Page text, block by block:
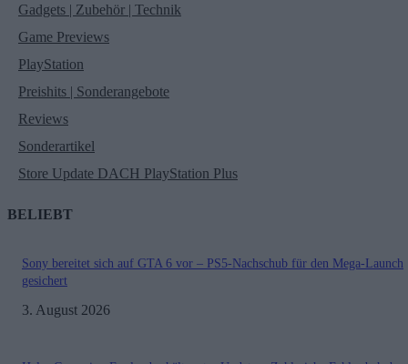
Gadgets | Zubehör | Technik
Game Previews
PlayStation
Preishits | Sonderangebote
Reviews
Sonderartikel
Store Update DACH PlayStation Plus
BELIEBT
Sony bereitet sich auf GTA 6 vor – PS5-Nachschub für den Mega-Launch
gesichert
3. August 2026